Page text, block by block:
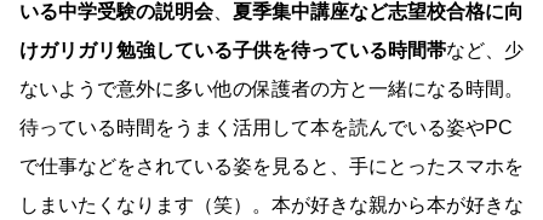
いる中学受験の説明会、 夏季集中講座など志望校合格に向
けガリガリ勉強している子供を待っている時間帯など、少
ないようで意外に多い他の保護者の方と一緒になる時間。
待っている時間をうまく活用して本を読んでいる姿やPC
で仕事などをされている姿を見ると、手にとったスマホを
しまいたくなります（笑）。本が好きな親から本が好きな